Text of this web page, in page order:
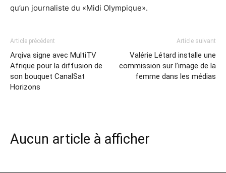
qu’un journaliste du «Midi Olympique».
Article précédent
Arqiva signe avec MultiTV
Afrique pour la diffusion de
son bouquet CanalSat
Horizons
Article suivant
Valérie Létard installe une
commission sur l’image de la
femme dans les médias
Aucun article à afficher